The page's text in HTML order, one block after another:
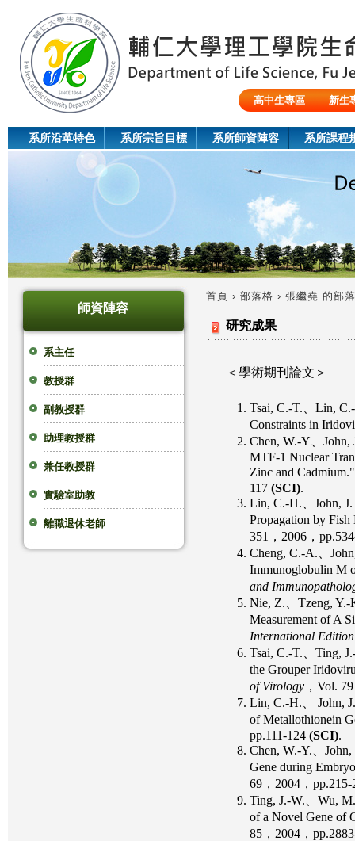
高中生專區
新生
系所沿革特色 系所宗旨目標 系所師資陣容 系所課程
師資陣容
系主任
教授群
副教授群
助理教授群
兼任教授群
實驗室助教
離職退休老師
您
首頁 › 部落格 › 張繼堯 的部
研究成果
＜學術期刊論文＞
Tsai, C.-T.、Lin,
Constraints in
Chen, W.-Y、John,
MTF-1 Nuclear
Zinc and
117 (SCI).
Lin, C.-H.、John,
Propagation by
351，2006，
Cheng, C.-A.、
Immunoglobulin M
and
Nie, Z.、Tzeng, Y.-
Measurement of A
International Edition
Tsai, C.-T.、Ting,
the Grouper
of Virology ，Vol.
Lin, C.-H.、 John,
of Metallothionein
pp.111-124 (SCI).
Chen, W.-Y.、
Gene during
69，2004，
Ting, J.-W.、Wu,
of a Novel Gene of
85，2004，